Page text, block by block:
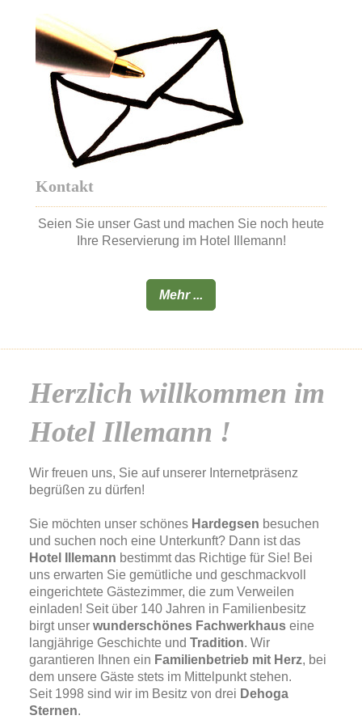
Kontakt
Seien Sie unser Gast und machen Sie noch heute
Ihre Reservierung im Hotel Illemann!
Mehr ...
Herzlich willkommen im
Hotel Illemann !
Wir freuen uns, Sie auf unserer Internetpräsenz
begrüßen zu dürfen!
Sie möchten unser schönes Hardegsen besuchen
und suchen noch eine Unterkunft? Dann ist das
Hotel Illemann bestimmt das Richtige für Sie! Bei
uns erwarten Sie gemütliche und geschmackvoll
eingerichtete Gästezimmer, die zum Verweilen
einladen! Seit über 140 Jahren in Familienbesitz
birgt unser wunderschönes Fachwerkhauseine
langjährige Geschichte und Tradition. Wir
garantieren Ihnen ein Familienbetrieb mit Herz, bei
dem unsere Gäste stets im Mittelpunkt stehen.
Seit 1998 sind wir im Besitz von drei Dehoga
Sternen.